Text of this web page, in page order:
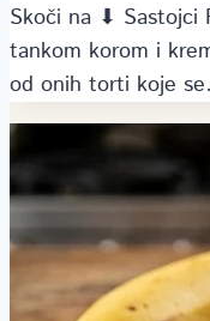
Skoči na ⬇ Sastojci
tankom korom i
od onih torti koje